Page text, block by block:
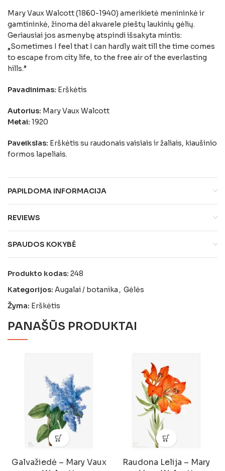
Mary Vaux Walcott (1860-1940) amerikietė menininkė ir
gamtininkė, žinoma dėl akvarele pieštų laukinių gėlių.
Geriausiai jos asmenybę atspindi išsakyta mintis:
„Sometimes I feel that I can hardly wait till the time comes
to escape from city life, to the free air of the everlasting
hills.”
Pavadinimas: Erškėtis
Autorius: Mary Vaux Walcott
Metai: 1920
Paveikslas: Erškėtis su raudonais vaisiais ir žaliais, kiaušinio
formos lapeliais.
PAPILDOMA INFORMACIJA
REVIEWS
SPAUDOS KOKYBĖ
Produkto kodas: 248
Kategorijos: Augalai / botanika , Gėlės
Žyma: Erškėtis
PANAŠŪS PRODUKTAI
Galvažiedė – Mary Vaux
Raudona Lelija – Mary